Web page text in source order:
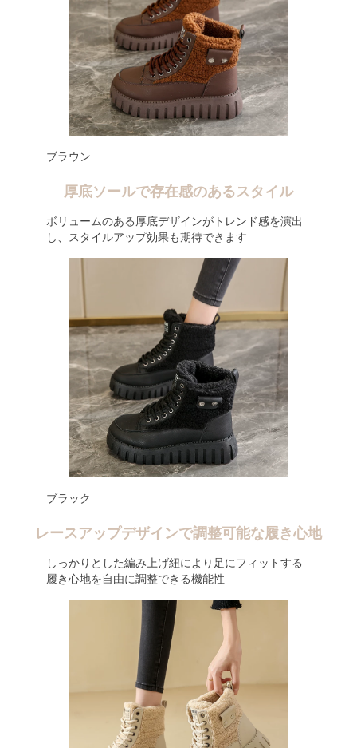
ブラウン
厚底ソールで存在感のあるスタイル
ボリュームのある厚底デザインがトレンド感を演出
し、スタイルアップ効果も期待できます
ブラック
レースアップデザインで調整可能な履き心地
しっかりとした編み上げ紐により足にフィットする
履き心地を自由に調整できる機能性